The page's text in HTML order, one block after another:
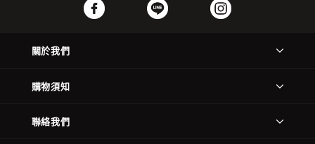
關於我們
購物須知
聯絡我們